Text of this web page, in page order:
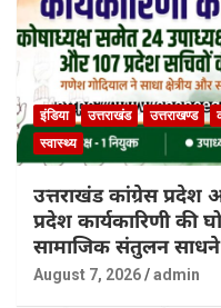
इंडिया उत्तराखंड उत्तराखण्ड
स्वास्थ्य
उत्तराखंड कांग्रेस प्रदेश
प्रदेश कार्यकारिणी की
सामाजिक संतुलन
August 7, 2026 admin